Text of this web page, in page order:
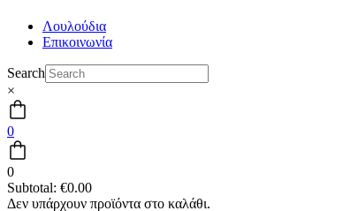
Λουλούδια
Επικοινωνία
Search
×
0
0
Subtotal: €0.00